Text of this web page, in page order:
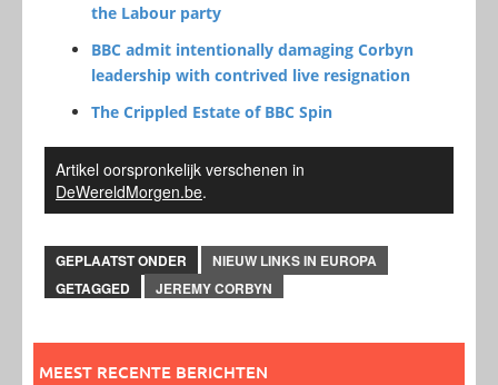
the Labour party
BBC admit intentionally damaging Corbyn
leadership with contrived live resignation
The Crippled Estate of BBC Spin
Artikel oorspronkelijk verschenen in
DeWereldMorgen.be.
GEPLAATST ONDER
NIEUW LINKS IN EUROPA
GETAGGED
JEREMY CORBYN
MEEST RECENTE BERICHTEN